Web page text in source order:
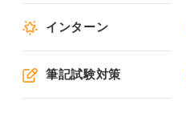
インターン
筆記試験対策